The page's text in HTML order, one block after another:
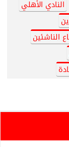
النادي الأهلي
الناشئين